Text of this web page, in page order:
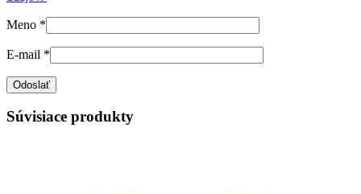
Meno *
E-mail *
Súvisiace produkty